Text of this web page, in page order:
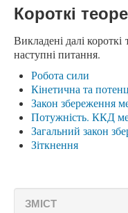
Короткі
Викладені далі
наступні питання.
Робота сили
Кінетична та
Закон збереження
Потужність. ККД
Загальний закон
Зіткнення
ЗМІСТ